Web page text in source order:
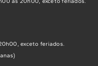
exceto feriados.